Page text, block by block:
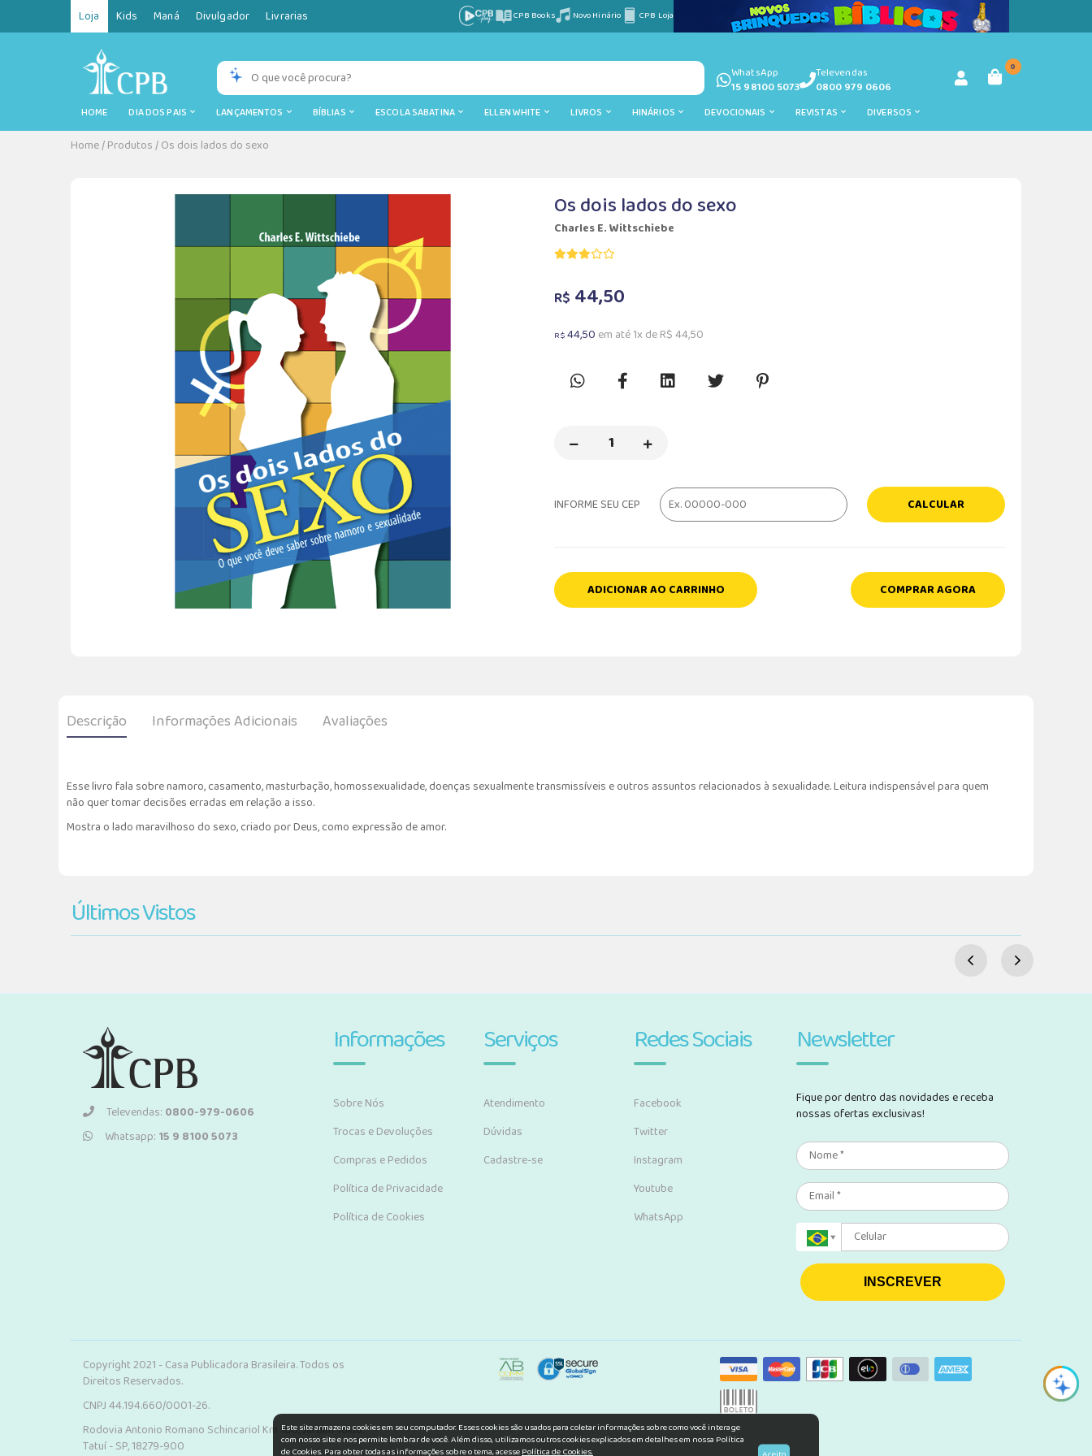
Loja Kids Maná Divulgador Livrarias CPB Books Novo Hinário CPB Loja
WhatsApp
15 98100 5073
Televendas
0800 979 0606
0
HOME DIA DOS PAIS LANÇAMENTOS BÍBLIAS ESCOLA SABATINA ELLEN WHITE LIVROS HINÁRIOS DEVOCIONAIS REVISTAS DIVERSOS
Home/Produtos/Os dois lados do sexo
Os dois lados do sexo
Charles E. Wittschiebe
R$ 44,50
R$44,50 em até 1x de R$ 44,50
INFORME SEU CEP CALCULAR
ADICIONAR AO CARRINHO COMPRAR AGORA
Descrição Informações Adicionais Avaliações
Esse livro fala sobre namoro, casamento, masturbação, homossexualidade, doenças sexualmente transmissíveis e outros assuntos relacionados à sexualidade. Leitura indispensável para quem
não quer tomar decisões erradas em relação a isso.
Mostra o lado maravilhoso do sexo, criado por Deus, como expressão de amor.
Últimos Vistos
Televendas: 0800-979-0606
Whatsapp: 15 9 8100 5073
Informações
Sobre Nós
Trocas e Devoluções
Compras e Pedidos
Política de Privacidade
Política de Cookies
Serviços
Atendimento
Dúvidas
Cadastre-se
Redes Sociais
Facebook
Twitter
Instagram
Youtube
WhatsApp
Newsletter
Fique por dentro das novidades e receba
nossas ofertas exclusivas!
INSCREVER
Copyright 2021 - Casa Publicadora Brasileira. Todos os
Direitos Reservados.
CNPJ 44.194.660/0001-26.
Rodovia Antonio Romano Schincariol Km 106, Jardim Tokio.
Tatuí - SP, 18279-900
Este site armazena cookies em seu computador. Esses cookies são usados para coletar informações sobre como você interage
com nosso site e nos permite lembrar de você. Além disso, utilizamos outros cookies explicados em detalhes em nossa Política
de Cookies. Para obter todas as informações sobre o tema, acessePolítica de Cookies.